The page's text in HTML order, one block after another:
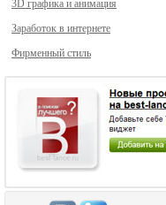
3D графика и анимация
Заработок в интернете
Фирменный стиль